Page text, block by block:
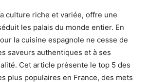
culture riche et variée, offre une
les palais du monde entier. En
la cuisine espagnole ne cesse de
saveurs authentiques et à ses
Cet article présente le top 5 des
plus populaires en France, des mets